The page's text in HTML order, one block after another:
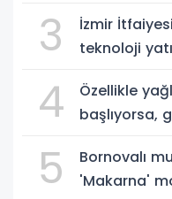
3
İzmir
teknoloji
4
Özellikle
başlıyorsa,
5
Bornovalı
'Makarna'